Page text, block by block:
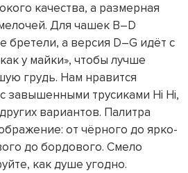
качества, а размерная
Для чашек B–D
бретели, а версия D–G идёт с
у майки», чтобы лучше
грудь. Нам нравится
завышенными трусиками Hi Hi,
вариантов. Палитра
от чёрного до ярко-
до бордового. Смело
как душе угодно.